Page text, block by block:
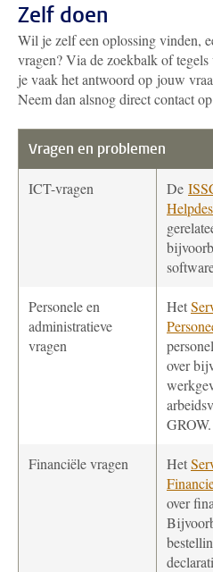
Zelf doen
Wil je zelf een oplossing vinden,
vragen?Via de zoekbalk of tegels
je vaak het antwoord op jouw
Neem dan alsnogdirectcontact
Vragen en problemen
ICT-vragen De
Personele en
administratieve
vragen
Het
over
GROW.
Financiële vragen Het
over